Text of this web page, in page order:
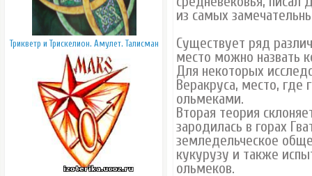
Трикветр и Трискелион. Амулет. Талисман
из самых
Существует ряд
место можно назвать
Для некоторых
Веракруса, место, где
ольмеками.
Вторая теория
зародилась в горах
земледельческое
кукурузу и также
ольмеков.